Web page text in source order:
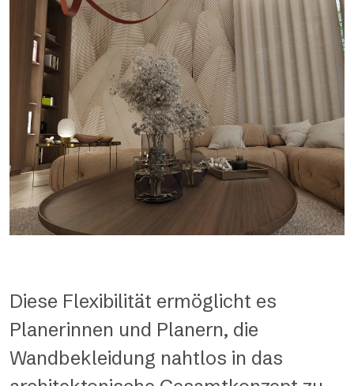
Diese Flexibilität ermöglicht es
Planerinnen und Planern, die
Wandbekleidung nahtlos in das